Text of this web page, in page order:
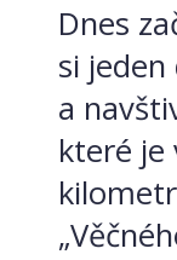
Dnes
si
a
které je